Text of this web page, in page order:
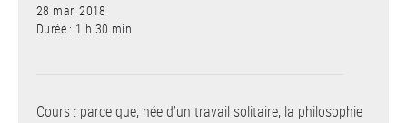
28 mar. 2018
Durée : 1 h 30 min
Cours : parce que, née d’un travail solitaire, la philosophie